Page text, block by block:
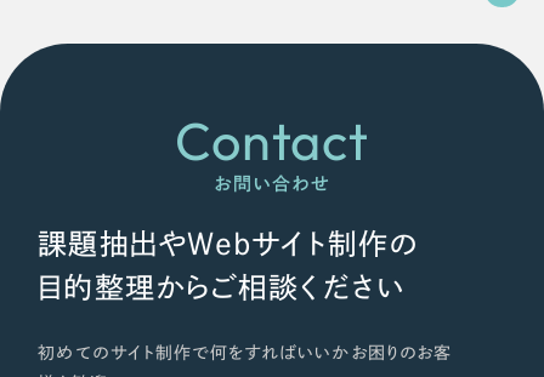
Contact
お問い合わせ
課題抽出やWebサイト制作の
目的整理からご相談ください
初めてのサイト制作で何をすればいいかお困りのお客